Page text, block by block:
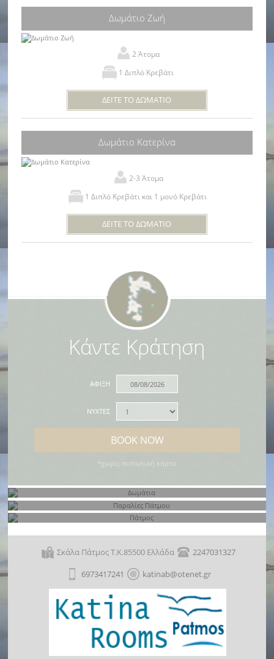
Δωμάτιο Ζωή
2 Άτομα
1 Διπλό Κρεβάτι
ΔΕΙΤΕ ΤΟ ΔΩΜΑΤΙΟ
Δωμάτιο Κατερίνα
2-3 Άτομα
1 Διπλό Κρεβάτι και 1 μονό Κρεβάτι
ΔΕΙΤΕ ΤΟ ΔΩΜΑΤΙΟ
Κάντε Κράτηση
ΑΦΙΞΗ
ΝΥΧΤΕΣ
BOOK NOW
*χωρίς πιστωτική κάρτα
Δωμάτια
Παραλίες Πάτμου
Πάτμος
Σκάλα Πάτμος Τ.Κ.85500 Ελλάδα
2247031327
6973417241
katinab@otenet.gr